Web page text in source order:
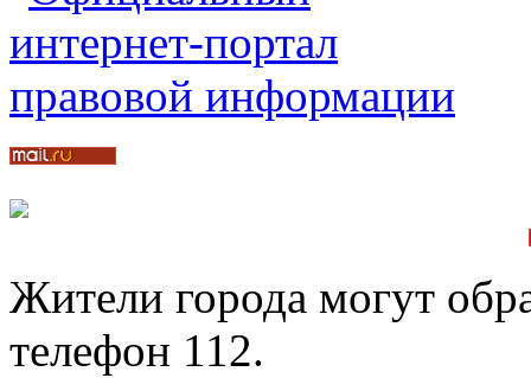
Жители города могут
телефон 112.